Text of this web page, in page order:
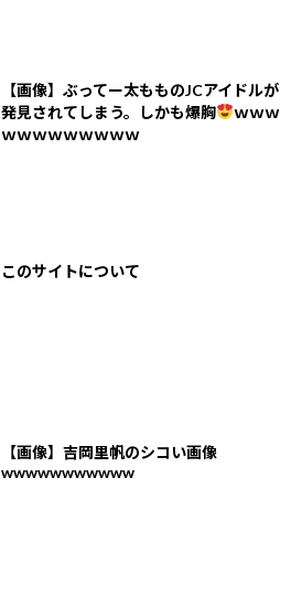
【画像】ぶってー太もものJCアイドルが
発見されてしまう。しかも爆胸
ｗｗｗ
ｗｗｗｗｗｗｗｗｗ
このサイトについて
【画像】吉岡里帆のシコい画像
wwwwwwwwwww